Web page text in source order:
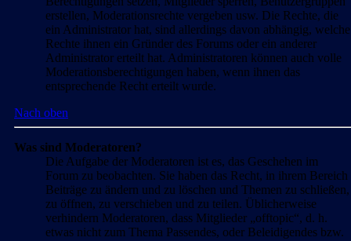
erstellen, Moderationsrechte vergeben usw. Die Rechte, die
ein Administrator hat, sind allerdings davon abhängig, welche
Rechte ihnen ein Gründer des Forums oder ein anderer
Administrator erteilt hat. Administratoren können auch volle
Moderationsberechtigungen haben, wenn ihnen das
entsprechende Recht erteilt wurde.
Nach oben
Was sind Moderatoren?
Die Aufgabe der Moderatoren ist es, das Geschehen im
Forum zu beobachten. Sie haben das Recht, in ihrem Bereich
Beiträge zu ändern und zu löschen und Themen zu schließen,
zu öffnen, zu verschieben und zu teilen. Üblicherweise
verhindern Moderatoren, dass Mitglieder „offtopic“, d. h.
etwas nicht zum Thema Passendes, oder Beleidigendes bzw.